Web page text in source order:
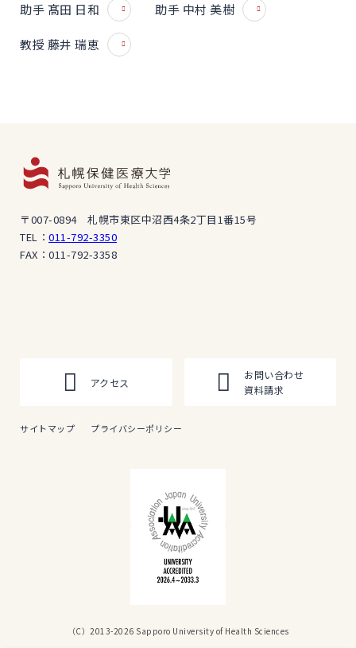
助手 髙田 日和 助手 中村 美樹
教授 藤井 瑞恵
〒007-0894 札幌市東区中沼西4条2丁目1番15号
TEL： 011-792-3350
FAX：011-792-3358
アクセス
お問い合わせ
資料請求
サイトマップ プライバシーポリシー
（C）2013-2026 Sapporo University of Health Sciences